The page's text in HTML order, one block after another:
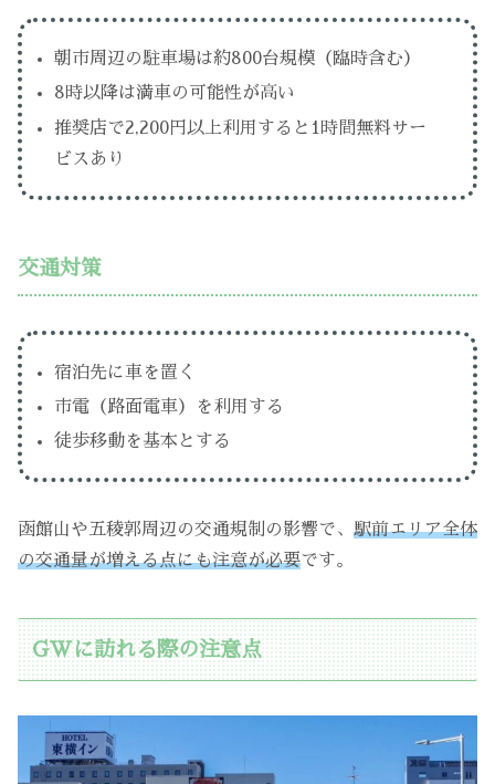
朝市周辺の駐車場は約800台規模（臨時含む）
8時以降は満車の可能性が高い
推奨店で2,200円以上利用すると1時間無料サー
ビスあり
交通対策
宿泊先に車を置く
市電（路面電車）を利用する
徒歩移動を基本とする
函館山や五稜郭周辺の交通規制の影響で、 駅前エリア全体
の交通量が増える点にも注意が必要です。
GWに訪れる際の注意点